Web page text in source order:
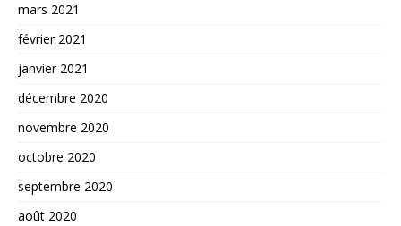
mars 2021
février 2021
janvier 2021
décembre 2020
novembre 2020
octobre 2020
septembre 2020
août 2020